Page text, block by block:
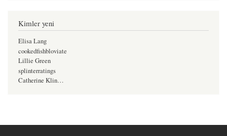
Kimler yeni
Elisa Lang
cookedfishbloviate
Lillie Green
splinterratings
Catherine Klin…